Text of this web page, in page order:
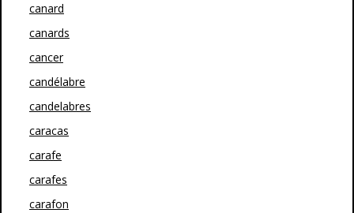
canard
canards
cancer
candélabre
candelabres
caracas
carafe
carafes
carafon